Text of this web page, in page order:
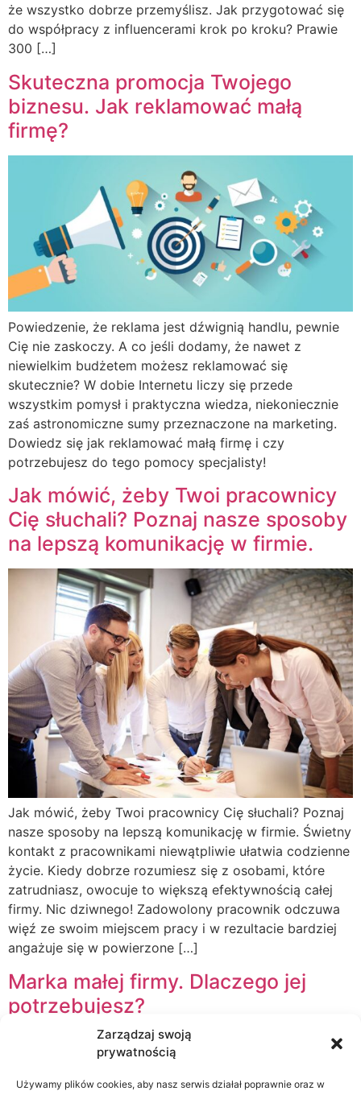
Zarządzaj swoją
prywatnością
Używamy plików cookies, aby nasz serwis działał poprawnie oraz w
że wszystko dobrze przemyślisz. Jak przygotować się
do współpracy z influencerami krok po kroku? Prawie
300 […]
Skuteczna promocja Twojego
biznesu. Jak reklamować małą
firmę?
Powiedzenie, że reklama jest dźwignią handlu, pewnie
Cię nie zaskoczy. A co jeśli dodamy, że nawet z
niewielkim budżetem możesz reklamować się
skutecznie? W dobie Internetu liczy się przede
wszystkim pomysł i praktyczna wiedza, niekoniecznie
zaś astronomiczne sumy przeznaczone na marketing.
Dowiedz się jak reklamować małą firmę i czy
potrzebujesz do tego pomocy specjalisty!
Jak mówić, żeby Twoi pracownicy
Cię słuchali? Poznaj nasze sposoby
na lepszą komunikację w firmie.
Jak mówić, żeby Twoi pracownicy Cię słuchali? Poznaj
nasze sposoby na lepszą komunikację w firmie. Świetny
kontakt z pracownikami niewątpliwie ułatwia codzienne
życie. Kiedy dobrze rozumiesz się z osobami, które
zatrudniasz, owocuje to większą efektywnością całej
firmy. Nic dziwnego! Zadowolony pracownik odczuwa
więź ze swoim miejscem pracy i w rezultacie bardziej
angażuje się w powierzone […]
Marka małej firmy. Dlaczego jej
potrzebujesz?